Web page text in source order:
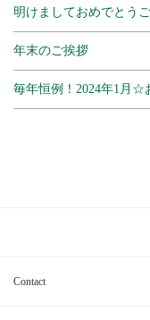
明けましておめでとう
年末のご挨拶
毎年恒例！2024年1月
Contact